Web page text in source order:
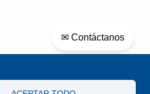
✉ Contáctanos